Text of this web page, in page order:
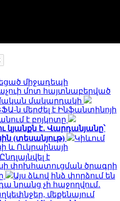
միջադեպի
մոտ հայտնաբերված
մակարդակի
ն մերժել է Ինֆանտինոյի
է բոյկոտը
է․ Վարդանյանը՝
(տեսանյութ)
Կիևում
և Ուկրաինայի
Ընդլայնվել է
փոխհատուցման ծրագրի
Այս ձևով ինձ փորձում են
նրանց չի հաջողվում․
մեքենայում